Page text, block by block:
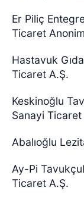
Er Piliç
Ticaret
Hastavuk
Ticaret A.Ş.
Keskinoğlu
Sanayi
Abalıoğlu
Ay-Pi
Ticaret A.Ş.